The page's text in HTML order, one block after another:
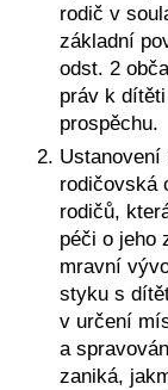
rodič v
základní
odst. 2
práv k
prospěchu.
Ustanovení
rodičovská
rodičů,
péči o jeho
mravní
styku s
v určení
a
zaniká,